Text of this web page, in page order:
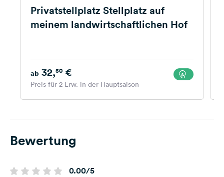
Privatstellplatz Stellplatz auf
meinem landwirtschaftlichen Hof
ab 32,50 €
Preis für 2 Erw. in der Hauptsaison
Bewertung
0.00/5